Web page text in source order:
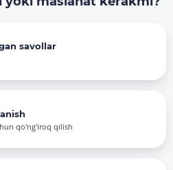
savollar
qo'ng'iroq qilish